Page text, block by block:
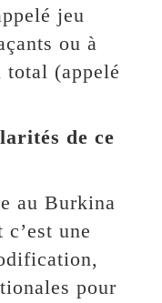
jeu
ou à
total (appelé
de ce
au Burkina
une
pour